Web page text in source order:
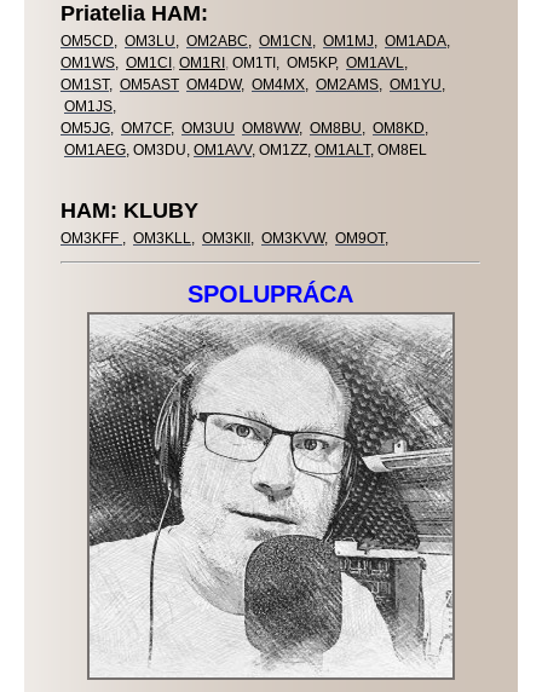
Priatelia HAM:
OM5CD, OM3LU, OM2ABC, OM1CN , OM1MJ, OM1ADA,
OM1WS, OM1CI , OM1RI , OM1TI, OM5KP, OM1AVL,
OM1ST, OM5AST OM4DW, OM4MX, OM2AMS, OM1YU,
OM1JS,
OM5JG, OM7CF, OM3UU OM8WW, OM8BU, OM8KD,
OM1AEG, OM3DU, OM1AVV, OM1ZZ, OM1ALT, OM8EL
HAM: KLUBY
OM3KFF , OM3KLL, OM3KII , OM3KVW, OM9OT,
SPOLUPRÁCA